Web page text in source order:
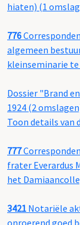
hiaten) (1
776
algemeen
kleinseminarie te
Dossier "Brand
1924 (2
Toon details van
777
frater Everardus
het
3421 Notariële